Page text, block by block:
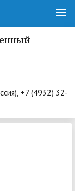
+7 (4932) 32-